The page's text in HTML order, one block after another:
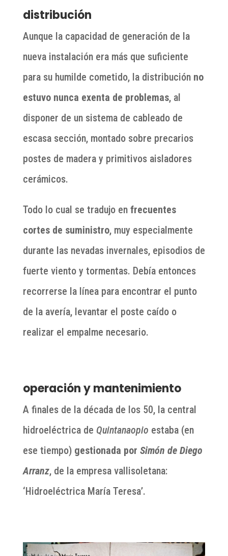
distribución
Aunque la capacidad de generación de la
nueva instalación era más que suficiente
para su humilde cometido, la distribuciónno
estuvo nunca exenta de problemas, al
disponer de un sistema de cableado de
escasa sección, montado sobre precarios
postes de madera y primitivos aisladores
cerámicos.
Todo lo cual se tradujo en frecuentes
cortes de suministro, muy especialmente
durante las nevadas invernales, episodios de
fuerte viento y tormentas. Debía entonces
recorrerse la línea para encontrar el punto
de la avería, levantar el poste caído o
realizar el empalme necesario.
operación y mantenimiento
A finales de la década de los 50, la central
hidroeléctrica de Quintanaopio estaba (en
ese tiempo) gestionada por Simón de Diego
Arranz, de la empresa vallisoletana:
‘Hidroeléctrica María Teresa’.